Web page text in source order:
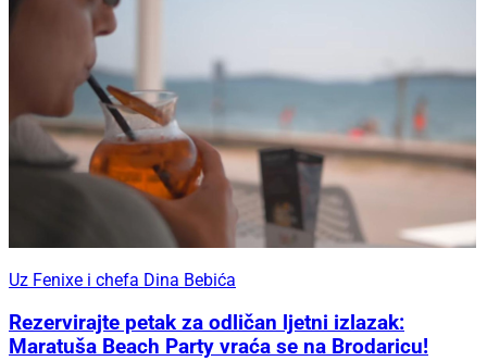
Uz Fenixe i chefa Dina Bebića
Rezervirajte petak za odličan ljetni izlazak:
Maratuša Beach Party vraća se na Brodaricu!